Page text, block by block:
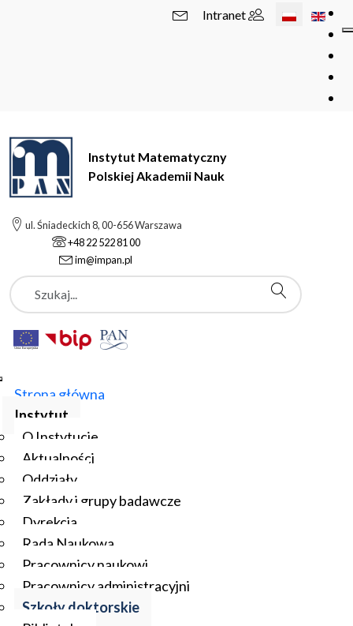
Wybierz swój
Intranet
Instytut Matematyczny
Polskiej Akademii Nauk
ul. Śniadeckich 8, 00-656 Warszawa
+48 22 522 81 00
im@impan.pl
Szukaj
Strona główna
Instytut
O Instytucie
Aktualności
Oddziały
Zakłady i grupy badawcze
Dyrekcja
Rada Naukowa
Pracownicy naukowi
Pracownicy administracyjni
Szkoły doktorskie